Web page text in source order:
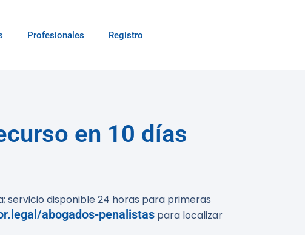
Profesionales Registro
en 10 días
servicio disponible 24 horas para primeras
abogados-penalistas para localizar